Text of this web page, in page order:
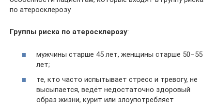
по атеросклерозу
Группы риска по атеросклерозу:
мужчины старше 45 лет, женщины старше 50–55
лет;
те, кто часто испытывает стресс и тревогу, не
высыпается, ведёт недостаточно здоровый
образ жизни, курит или злоупотребляет